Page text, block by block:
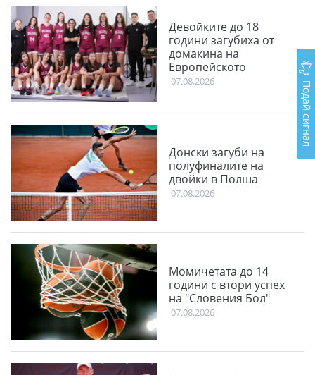
Девойките до 18
години загубиха от
домакина на
Европейското
07.08.2026
Донски загуби на
полуфиналите на
двойки в Полша
07.08.2026
Момичетата до 14
години с втори успех
на "Словения Бол"
07.08.2026
Подай сигнал